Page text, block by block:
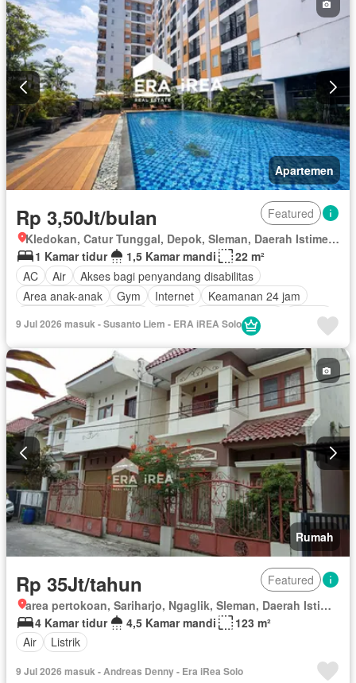
Kolam renang
Keamanan 24 jam Televisi
Berperabot lengkap
Apartemen
Rp 3,50Jt/bulan
Featured
Kledokan, Catur Tunggal, Depok, Sleman, Daerah Istimewa Yogyakarta
1 Kamar tidur
1,5 Kamar mandi
22 m²
AC
Air
Akses bagi penyandang disabilitas
Area anak-anak
Gym Internet
Keamanan 24 jam
Secure parking
Taman
Berperabot lengkap
9 Jul 2026 masuk - Susanto Liem - ERA iREA Solo
Rumah
Rp 35Jt/tahun
Featured
area pertokoan, Sariharjo, Ngaglik, Sleman, Daerah Istimewa Yogyakarta
4 Kamar tidur
4,5 Kamar mandi
123 m²
Air
Listrik
9 Jul 2026 masuk - Andreas Denny - Era iRea Solo